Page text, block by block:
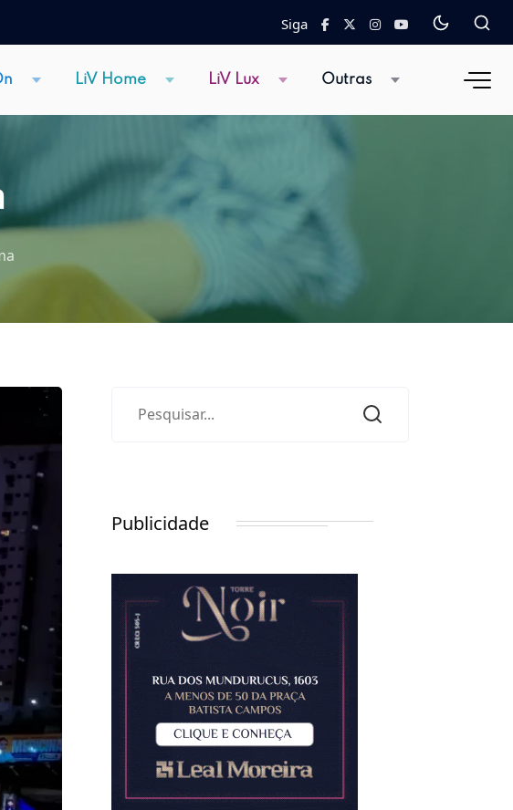
Siga
LiV Home LiV Lux Outras
Publicidade